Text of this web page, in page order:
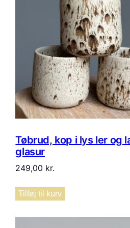
Tøbrud, kop i lys ler og
glasur
249,00 kr.
Tilføj til kurv